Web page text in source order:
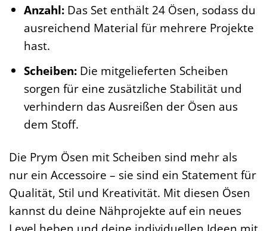
Anzahl:Das Set enthält 24 Ösen, sodass du
ausreichend Material für mehrere Projekte
hast.
Scheiben:Die mitgelieferten Scheiben
sorgen für eine zusätzliche Stabilität und
verhindern das Ausreißen der Ösen aus
dem Stoff.
Die Prym Ösen mit Scheiben sind mehr als
nur ein Accessoire – sie sind ein Statement für
Qualität, Stil und Kreativität. Mit diesen Ösen
kannst du deine Nähprojekte auf ein neues